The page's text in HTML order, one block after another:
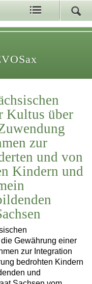
Kultus über
zur
und von
Kindern und
Gewährung einer
zur Integration
bedrohten Kindern
und